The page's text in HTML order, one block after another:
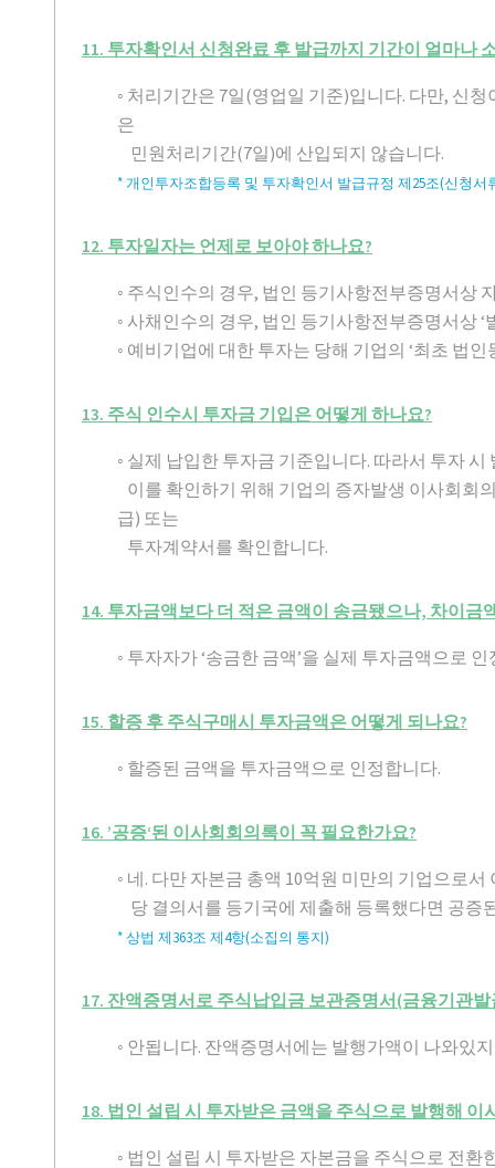
11. 투자확인서 신청완료 후 발급까지 기간이 얼마나
◦ 처리기간은 7일(영업일 기준)입니다. 다만, 신
은
민원처리기간(7일)에 산입되지 않습니다.
* 개인투자조합등록 및 투자확인서 발급규정 제25조(신청서
12. 투자일자는 언제로 보아야 하나요?
◦ 주식인수의 경우, 법인 등기사항전부증명서상
◦ 사채인수의 경우, 법인 등기사항전부증명서상 ‘
◦ 예비기업에 대한 투자는 당해 기업의 ‘최초 법인
13. 주식 인수시 투자금 기입은 어떻게 하나요?
◦ 실제 납입한 투자금 기준입니다. 따라서 투자
이를 확인하기 위해 기업의 증자발생 이사회회
급) 또는
투자계약서를 확인합니다.
14. 투자금액보다 더 적은 금액이 송금됐으나, 차이
◦ 투자자가 ‘송금한 금액’을 실제 투자금액으로
15. 할증 후 주식구매시 투자금액은 어떻게 되나요?
◦ 할증된 금액을 투자금액으로 인정합니다.
16. ’공증‘된 이사회회의록이 꼭 필요한가요?
◦ 네. 다만 자본금 총액 10억원 미만의 기업으로
당 결의서를 등기국에 제출해 등록했다면 공증
* 상법 제363조 제4항(소집의 통지)
17. 잔액증명서로 주식납입금 보관증명서(금융기관
◦ 안됩니다. 잔액증명서에는 발행가액이 나와있
18. 법인 설립 시 투자받은 금액을 주식으로 발행해
◦ 법인 설립 시 투자받은 자본금을 주식으로 전